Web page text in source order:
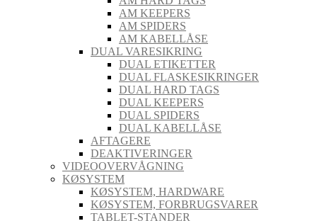
AM KEEPERS
AM SPIDERS
AM KABELLÅSE
DUAL VARESIKRING
DUAL ETIKETTER
DUAL FLASKESIKRINGER
DUAL HARD TAGS
DUAL KEEPERS
DUAL SPIDERS
DUAL KABELLÅSE
AFTAGERE
DEAKTIVERINGER
VIDEOOVERVÅGNING
KØSYSTEM
KØSYSTEM, HARDWARE
KØSYSTEM, FORBRUGSVARER
TABLET-STANDER